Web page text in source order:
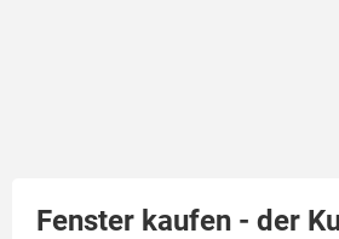
Fenster kaufen - der